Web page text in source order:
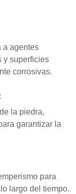
a agentes
y superficies
corrosivas.
la piedra,
garantizar la
para
largo del tiempo.